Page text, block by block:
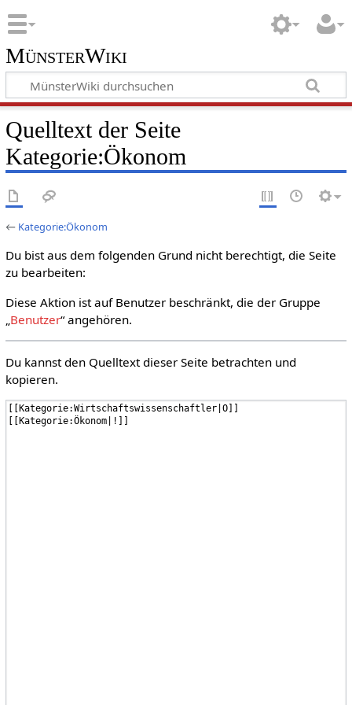
MünsterWiki
Quelltext der Seite
Kategorie:Ökonom
← Kategorie:Ökonom
Du bist aus dem folgenden Grund nicht berechtigt, die Seite
zu bearbeiten:
Diese Aktion ist auf Benutzer beschränkt, die der Gruppe
Benutzer“ angehören.
Du kannst den Quelltext dieser Seite betrachten und
kopieren.